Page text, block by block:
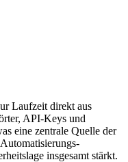
Laufzeit direkt aus
API-Keys und
eine zentrale Quelle der
insgesamt stärkt.